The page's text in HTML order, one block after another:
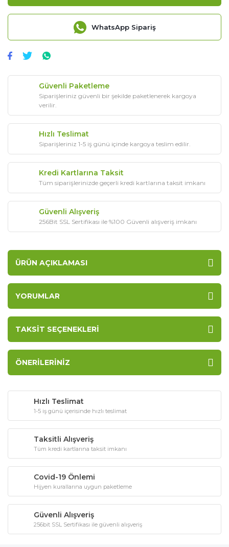
WhatsApp Sipariş
Güvenli Paketleme
Siparişleriniz güvenli bir şekilde paketlenerek kargoya
verilir.
Hızlı Teslimat
Siparişleriniz 1-5 iş günü içinde kargoya teslim edilir.
Kredi Kartlarına Taksit
Tüm siparişlerinizde geçerli kredi kartlarına taksit imkanı
Güvenli Alışveriş
256Bit SSL Sertifikası ile %100 Güvenli alışveriş imkanı
ÜRÜN AÇIKLAMASI
YORUMLAR
TAKSIT SEÇENEKLERI
ÖNERILERINIZ
Hızlı Teslimat
1-5 iş günü içerisinde hızlı teslimat
Taksitli Alışveriş
Tüm kredi kartlarına taksit imkanı
Covid-19 Önlemi
Hijyen kurallarına uygun paketleme
Güvenli Alışveriş
256bit SSL Sertifikası ile güvenli alışveriş